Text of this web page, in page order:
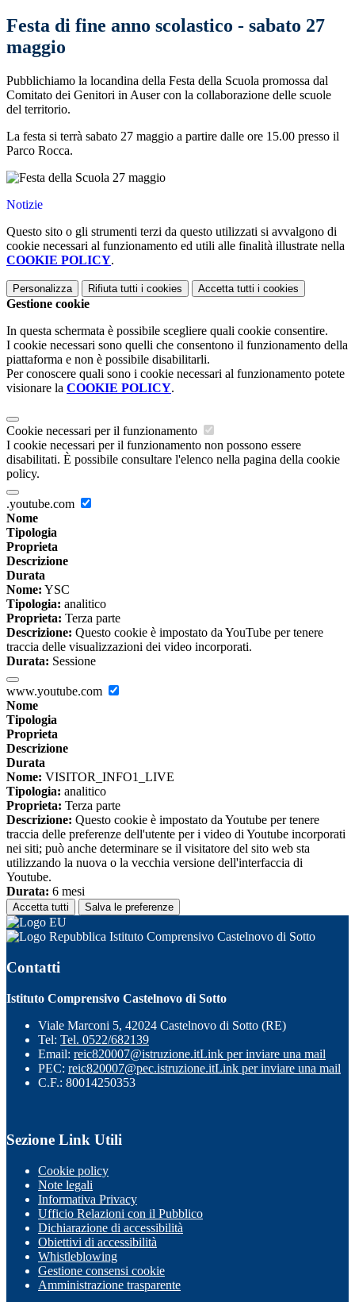
Festa di fine anno scolastico - sabato 27
maggio
Pubblichiamo la locandina della Festa della Scuola promossa dal
Comitato dei Genitori in Auser con la collaborazione delle scuole
del territorio.
La festa si terrà sabato 27 maggio a partire dalle ore 15.00 presso il
Parco Rocca.
Notizie
Questo sito o gli strumenti terzi da questo utilizzati si avvalgono di
cookie necessari al funzionamento ed utili alle finalità illustrate nella
COOKIE POLICY.
Personalizza Rifiuta tutti i cookies Accetta tutti i cookies
Gestione cookie
In questa schermata è possibile scegliere quali cookie consentire.
I cookie necessari sono quelli che consentono il funzionamento della
piattaforma e non è possibile disabilitarli.
Per conoscere quali sono i cookie necessari al funzionamento potete
visionare la COOKIE POLICY.
Cookie necessari per il funzionamento
I cookie necessari per il funzionamento non possono essere
disabilitati. È possibile consultare l'elenco nella pagina della cookie
policy.
.youtube.com
Nome
Tipologia
Proprieta
Descrizione
Durata
Nome: YSC
Tipologia: analitico
Proprieta: Terza parte
Descrizione: Questo cookie è impostato da YouTube per tenere
traccia delle visualizzazioni dei video incorporati.
Durata: Sessione
www.youtube.com
Nome
Tipologia
Proprieta
Descrizione
Durata
Nome: VISITOR_INFO1_LIVE
Tipologia: analitico
Proprieta: Terza parte
Descrizione: Questo cookie è impostato da Youtube per tenere
traccia delle preferenze dell'utente per i video di Youtube incorporati
nei siti; può anche determinare se il visitatore del sito web sta
utilizzando la nuova o la vecchia versione dell'interfaccia di
Youtube.
Durata: 6 mesi
Accetta tutti Salva le preferenze
Istituto Comprensivo Castelnovo di Sotto
Contatti
Istituto Comprensivo Castelnovo di Sotto
Viale Marconi 5, 42024 Castelnovo di Sotto (RE)
Tel: Tel. 0522/682139
Email: reic820007@istruzione.itLink per inviare una mail
PEC: reic820007@pec.istruzione.itLink per inviare una mail
C.F.: 80014250353
Sezione Link Utili
Cookie policy
Note legali
Informativa Privacy
Ufficio Relazioni con il Pubblico
Dichiarazione di accessibilità
Obiettivi di accessibilità
Whistleblowing
Gestione consensi cookie
Amministrazione trasparente